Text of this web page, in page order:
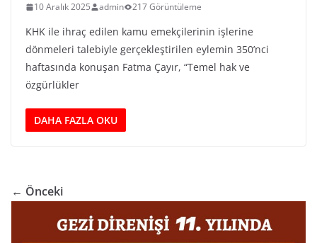
10 Aralık 2025 admin 217 Görüntüleme
KHK ile ihraç edilen kamu emekçilerinin işlerine
dönmeleri talebiyle gerçekleştirilen eylemin 350’nci
haftasında konuşan Fatma Çayır, “Temel hak ve
özgürlükler
DAHA FAZLA OKU
← Önceki